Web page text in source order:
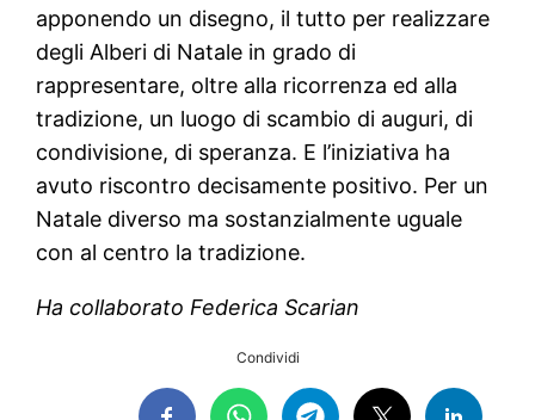
apponendo un disegno, il tutto per realizzare
degli Alberi di Natale in grado di
rappresentare, oltre alla ricorrenza ed alla
tradizione, un luogo di scambio di auguri, di
condivisione, di speranza. E l’iniziativa ha
avuto riscontro decisamente positivo. Per un
Natale diverso ma sostanzialmente uguale
con al centro la tradizione.
Ha collaborato Federica Scarian
Condividi